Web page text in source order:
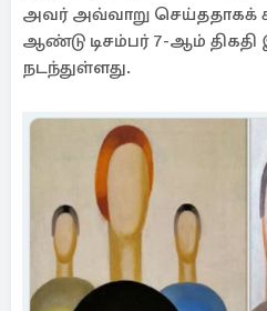
அவர் அவ்வாறு செய்ததாகக்
ஆண்டு டிசம்பர் 7-ஆம்
நடந்துள்ளது.